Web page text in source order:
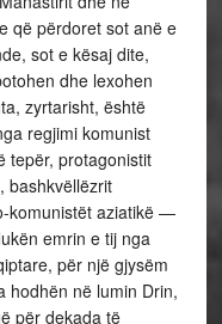
që përdoret sot anë e
sot e kësaj dite,
dhe lexohen
zyrtarisht, është
regjimi komunist
tepër, protagonistit
bashkvëllëzrit
komunistët aziatikë —
emrin e tij nga
për një gjysëm
hodhën në lumin Drin,
për dekada të